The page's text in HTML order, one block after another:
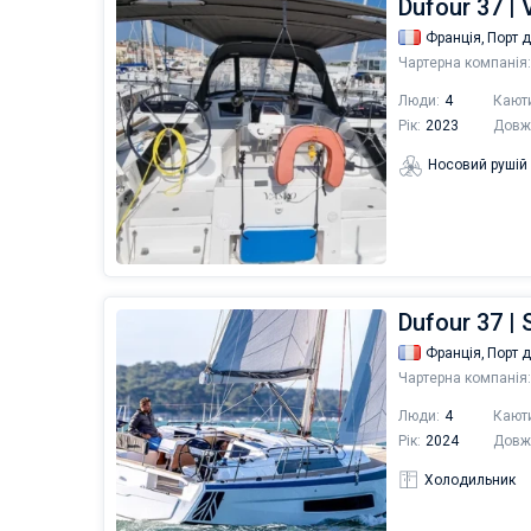
Dufour 37 |
Франція, Порт
Чартерна компанія:
Люди: 4
Рік: 2023
Носовий рушій
Dufour 37 |
Франція, Порт
Чартерна компанія:
Люди: 4
Рік: 2024
Холодильник